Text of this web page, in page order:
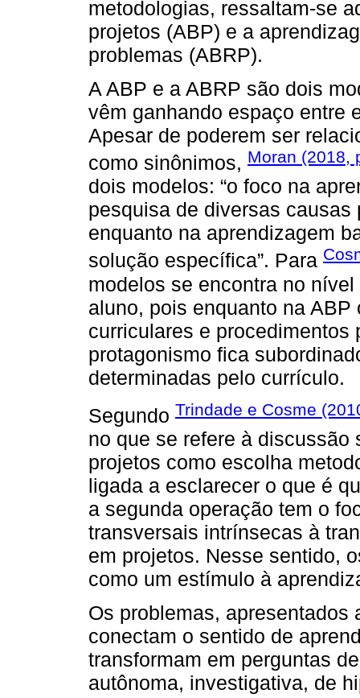
metodologias, ressaltam-se
projetos (ABP) e a
problemas (ABRP).
A ABP e a ABRP são dois
vêm ganhando espaço entre
Apesar de poderem ser
como sinônimos, Moran (2018,
dois modelos: “o foco na
pesquisa de diversas
enquanto na aprendizagem
solução específica”. Para
modelos se encontra no
aluno, pois enquanto na
curriculares e
protagonismo fica
determinadas pelo currículo.
Segundo Trindade e Cosme
no que se refere à
projetos como escolha
ligada a esclarecer o que é
a segunda operação tem o
transversais intrínsecas à
em projetos. Nesse sentido,
como um estímulo à
Os problemas, apresentados
conectam o sentido de
transformam em perguntas
autônoma, investigativa, de